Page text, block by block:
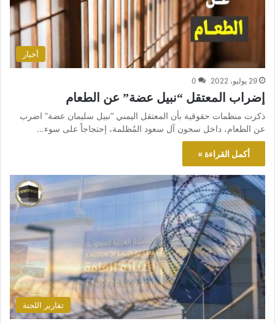
أخبار
29 يوليو، 2022 0
إضراب المعتقل “نبيل عضة” عن الطعام
ذكرت منظمات حقوقية بأن المعتقل اليمني “نبيل سليمان عضة” اضرب
عن الطعام، داخل سجون آل سعود المُظلمة، إحتجاجاً على سوء…
أكمل القراءة »
تقارير اللجنة